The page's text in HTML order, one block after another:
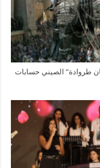
طروادة” الصيني حسابات